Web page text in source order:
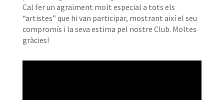
Cal fer un agraïment molt especial a tots els
“artistes” que hi van participar, mostrant així el seu
compromís i la seva estima pel nostre Club. Moltes
gràcies!